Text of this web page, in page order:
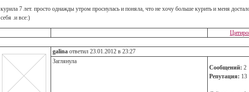
курила 7 лет. просто однажды утром проснулась и поняла, что не хочу больше курить и меня
себя .и все:)
galina ответил 23.01.2012 в 23:27
Заглянула
Сообщений: 2
Репутация: 13